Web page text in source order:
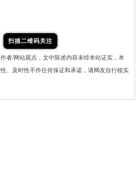
扫描二维码关注
者/网站观点，文中陈述内容未经本站证实，本
、及时性不作任何保证和承诺，请网友自行核实